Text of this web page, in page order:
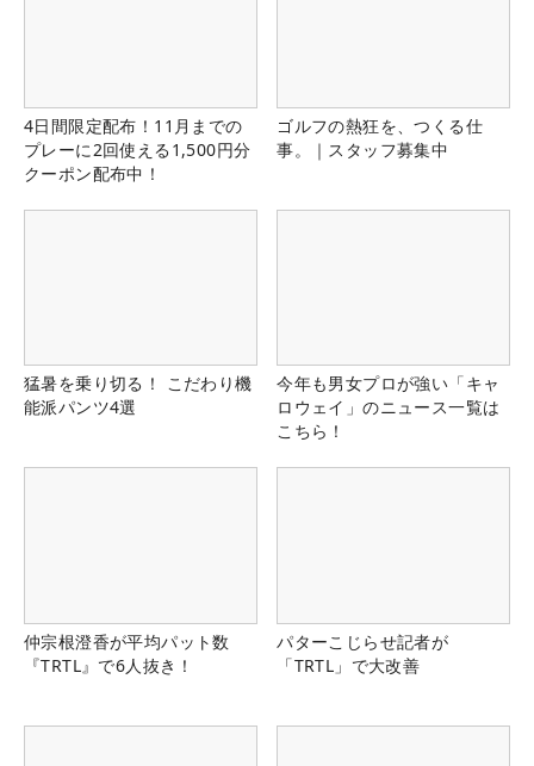
4日間限定配布！11月までの
プレーに2回使える1,500円分
クーポン配布中！
ゴルフの熱狂を、つくる仕
事。｜スタッフ募集中
猛暑を乗り切る！ こだわり機
能派パンツ4選
今年も男女プロが強い「キャ
ロウェイ」のニュース一覧は
こちら！
仲宗根澄香が平均パット数
『TRTL』で6人抜き！
パターこじらせ記者が
「TRTL」で大改善